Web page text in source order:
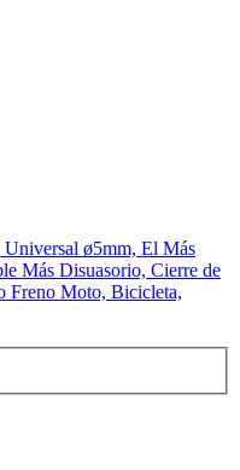
ø5mm, El Más
Más Disuasorio, Cierre de
Freno Moto, Bicicleta,